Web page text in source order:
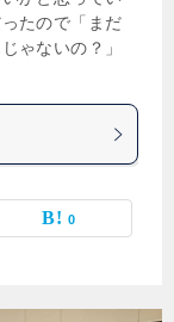
たので「まだ
ゃないの？」
0